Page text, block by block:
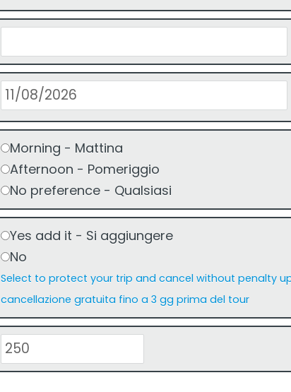
Morning - Mattina
Afternoon - Pomeriggio
No preference - Qualsiasi
Yes add it - Si aggiungere
No
Select to protect your trip and cancel without penalty
cancellazione gratuita fino a 3 gg prima del tour